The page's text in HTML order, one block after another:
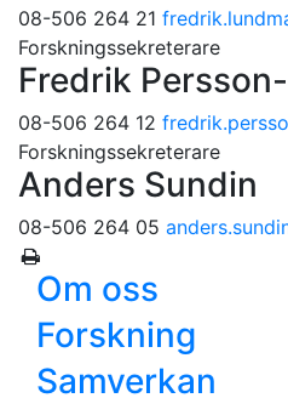
08-506 264 21
Forskningssekreterare
Fredrik
08-506 264 12
Forskningssekreterare
Anders Sundin
08-506 264 05
Om oss
Forskning
Samverkan